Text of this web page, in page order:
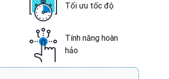
Tối ưu tốc độ
Tính năng hoàn
hảo